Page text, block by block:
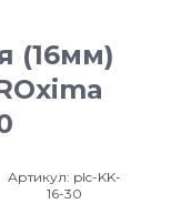
(16мм)
Артикул: plc-KK-
16-30